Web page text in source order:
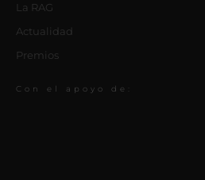
La RAG
Actualidad
Premios
Con el apoyo de: